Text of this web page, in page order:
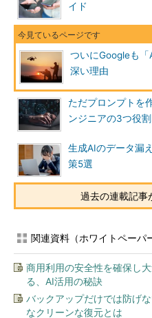
イド
ついにGoogleも
深い理由
ただプロンプトを
ンジニアの3つ役割
生成AIのデータ漏
策5選
過去の連載記事
関連資料（ホワイトペーパ
商用利用の安全性を確保し
る、AI活用の秘訣
バックアップだけでは防げ
なクリーンな復元とは